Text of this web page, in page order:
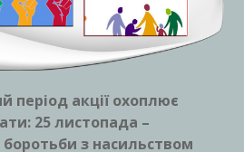
період акції охоплює
25 листопада –
з насильством